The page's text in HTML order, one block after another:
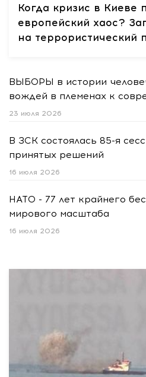
Когда кризис в Киеве
европейский хаос?
на террористический
ВЫБОРЫ в истории
вождей в племенах к
23 июля 2026
В ЗСК состоялась 85-я
принятых решений
16 июля 2026
НАТО - 77 лет крайнего
мирового масштаба
16 июля 2026